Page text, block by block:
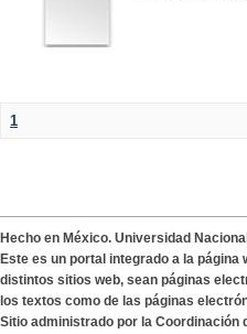
1
Hecho en México. Universidad
Este es un portal integrado a la
distintos sitios web, sean páginas
los textos como de las páginas
Sitio administrado por la Coordinación